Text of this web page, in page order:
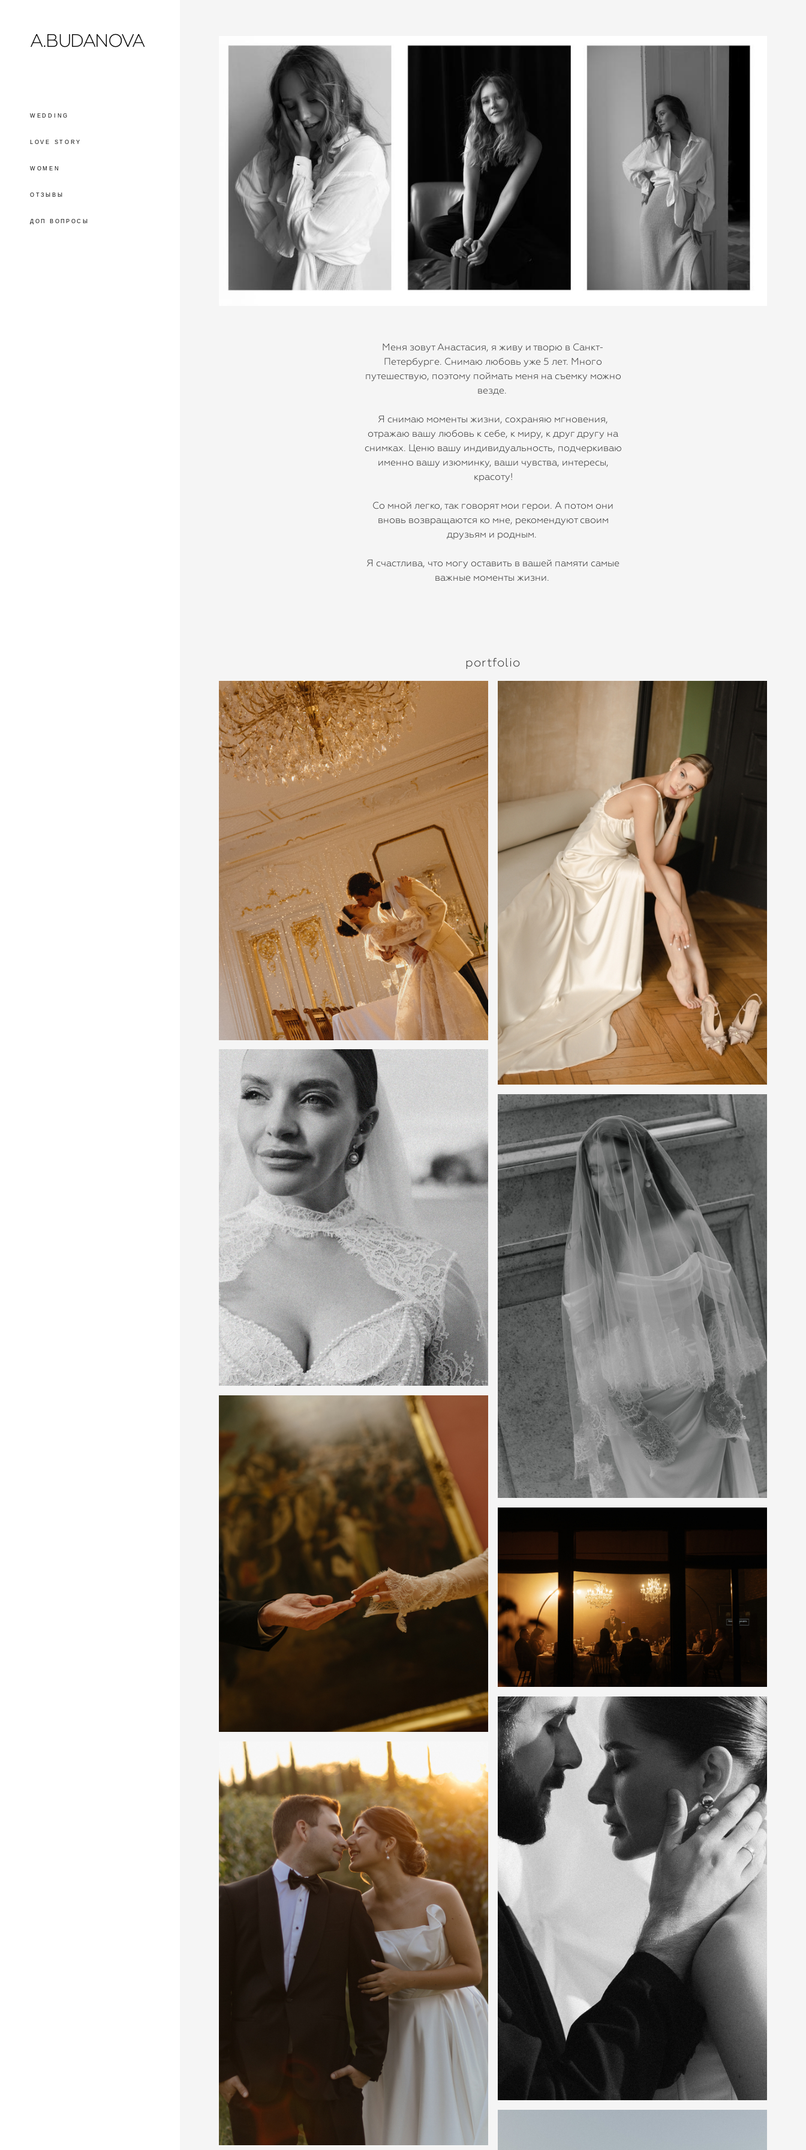
A.BUDANOVA
WEDDING
LOVE STORY
WOMEN
ОТЗЫВЫ
ДОП ВОПРОСЫ
Меня зовут Анастасия, я живу и творю в Санкт-
Петербурге. Снимаю любовь уже 5 лет. Много
путешествую, поэтому поймать меня на съемку можно
везде.
Я снимаю моменты жизни, сохраняю мгновения,
отражаю вашу любовь к себе, к миру, к друг другу на
снимках. Ценю вашу индивидуальность, подчеркиваю
именно вашу изюминку, ваши чувства, интересы,
красоту!
Со мной легко, так говорят мои герои. А потом они
вновь возвращаются ко мне, рекомендуют своим
друзьям и родным.
Я счастлива, что могу оставить в вашей памяти самые
важные моменты жизни.
portfolio